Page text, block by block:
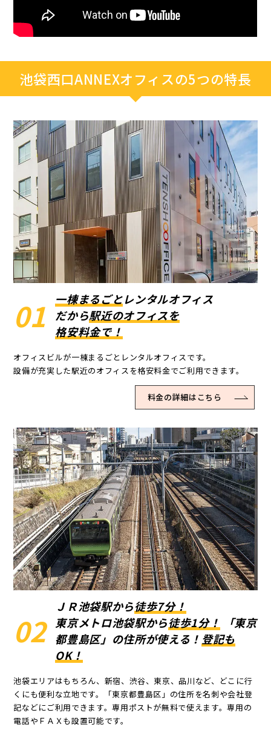
池袋西口ANNEXオフィスの5つの特長
01 一棟まるごとレンタルオフィス
だから駅近のオフィスを
格安料金で！
オフィスビルが一棟まるごとレンタルオフィスです。
設備が充実した駅近のオフィスを格安料金でご利用できます。
料金の詳細はこちら
02
ＪＲ池袋駅から徒歩7分！
東京メトロ池袋駅から徒歩1分！
「東京
都豊島区」の住所が使える！ 登記も
OK！
池袋エリアはもちろん、新宿、渋谷、東京、品川など、どこに行
くにも便利な立地です。「東京都豊島区」の住所を名刺や会社登
記などにご利用できます。専用ポストが無料で使えます。専用の
電話やＦＡＸも設置可能です。